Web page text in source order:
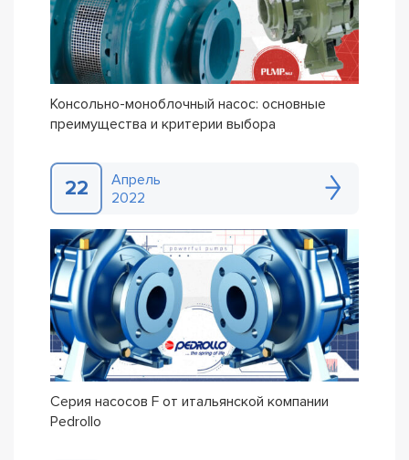
Консольно-моноблочный насос: основные
преимущества и критерии выбора
22
Апрель
2022
Серия насосов F от итальянской компании
Pedrollo